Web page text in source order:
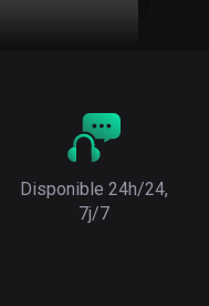
Disponible 24h/24,
7j/7